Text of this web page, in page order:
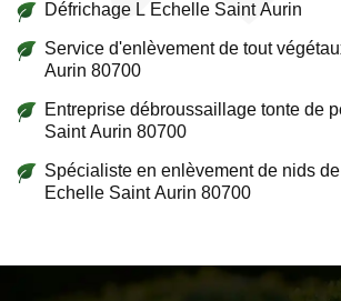
Défrichage L Echelle Saint Aurin
Service d'enlèvement de tout
Aurin 80700
Entreprise débroussaillage tonte de
Saint Aurin 80700
Spécialiste en enlèvement de nids
Echelle Saint Aurin 80700